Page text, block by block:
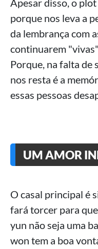
Apesar disso, o
porque nos leva a
da lembrança com
continuarem
Porque, na falta de
nos resta é a
essas pessoas
UM AMOR
O casal principal é
fará torcer para
yun não seja uma
won tem a boa